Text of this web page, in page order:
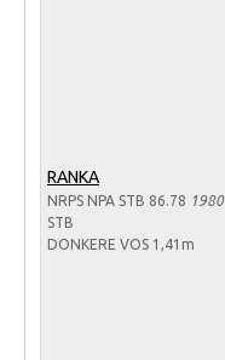
Onze fokkerij
RANKA
NRPS NPA STB 86.78 1980
STB
DONKERE VOS 1,41m